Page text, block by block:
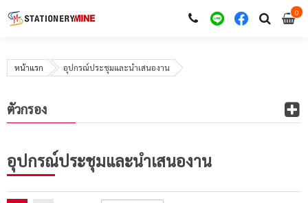
00
หน้าแรก อุปกรณ์ประชุมและนำเสนองาน
อุปกรณ์ประชุมและนำเสนองาน
ตัวกรอง